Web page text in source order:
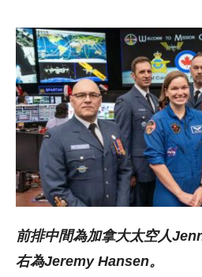
前排中間為加拿大太空人
右為Jeremy Hansen。